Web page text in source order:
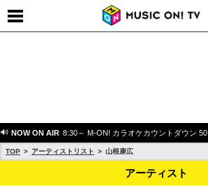
NOW ON AIR 8:30～ M-ON! カラオケカウントダウン 50
TOP アーティストリスト 山根康広
アーティスト